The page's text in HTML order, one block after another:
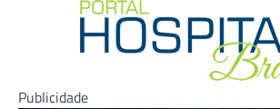
Publicidade